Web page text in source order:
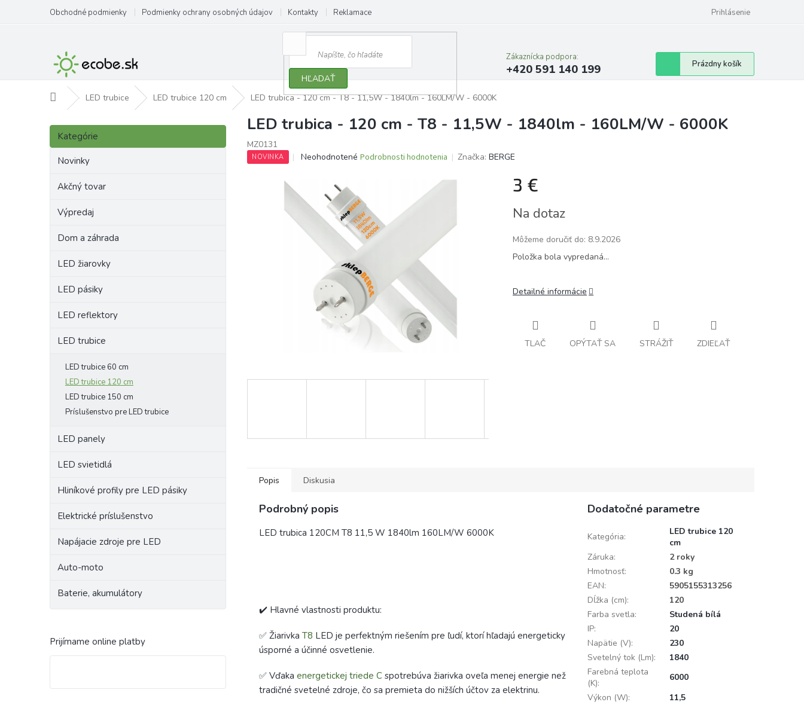
obsah
Obchodné podmienky Podmienky ochrany osobných údajov Kontakty Reklamace Prihlásenie
HĽADAŤ
Zákaznícka podpora:
+420 591 140 199
Nákupný
košík
Prázdny košík
DomovLED trubice LED trubice 120 cm LED trubica - 120 cm - T8 - 11,5W - 1840lm - 160LM/W - 6000K
B
č
Preskočiť
kategórie
Kategórie
Novinky
Akčný tovar
Výpredaj
Dom a záhrada
LED žiarovky
LED pásiky
LED reflektory
LED trubice
LED trubice 60 cm
LED trubice 120 cm
LED trubice 150 cm
Príslušenstvo pre LED trubice
LED panely
LED svietidlá
Hliníkové profily pre LED pásiky
Elektrické príslušenstvo
Napájacie zdroje pre LED
Auto-moto
Baterie, akumulátory
Prijímame online platby
LED trubica - 120 cm - T8 - 11,5W - 1840lm - 160LM/W - 6000K
MZ0131
NOVINKA
Priemerné
0,0
hviezdičiek.
Neohodnotené Podrobnosti hodnotenia Značka: BERGE
3 €
cena:
Na dotaz
Môžeme doručiť do: 8.9.2026
Položka bola vypredaná…
Detailné informácie
TLAČ OPÝTAŤ SA STRÁŽIŤ ZDIEĽAŤ
Popis Diskusia
Podrobný popis
LED trubica 120CM T8 11,5 W 1840lm 160LM/W 6000K
✔️ Hlavné vlastnosti produktu:
✅ Žiarivka T8 LED je perfektným riešením pre ľudí, ktorí hľadajú energeticky
úsporné a účinné osvetlenie.
✅ Vďaka energetickej triede C spotrebúva žiarivka oveľa menej energie než
tradičné svetelné zdroje, čo sa premieta do nižších účtov za elektrinu.
Dodatočné parametre
Kategória:
LED trubice 120
cm
Záruka:
2 roky
Hmotnosť:
0.3 kg
EAN:
5905155313256
Dĺžka (cm):
120
Farba svetla:
Studená bílá
IP:
20
Napätie (V):
230
Svetelný tok (Lm):
1840
Farebná teplota
(K):
6000
Výkon (W):
11,5